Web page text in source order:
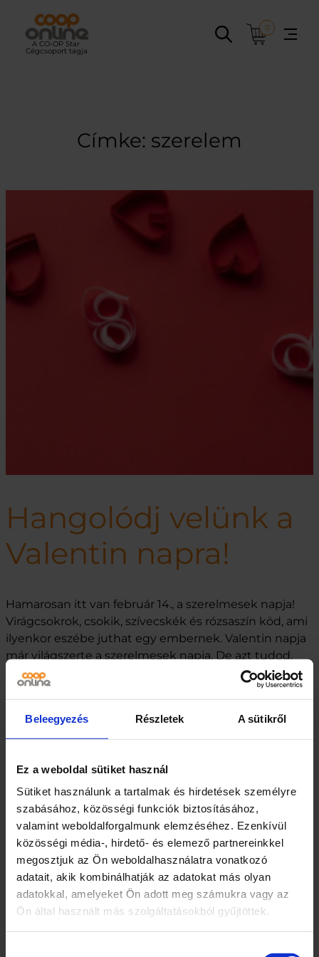
Beleegyezés Részletek A sütikről
Ez a weboldal sütiket használ
Sütiket használunk a tartalmak és hirdetések személyre
szabásához, közösségi funkciók biztosításához,
valamint weboldalforgalmunk elemzéséhez. Ezenkívül
közösségi média-, hirdető- és elemező partnereinkkel
megosztjuk az Ön weboldalhasználatra vonatkozó
adatait, akik kombinálhatják az adatokat más olyan
adatokkal, amelyeket Ön adott meg számukra vagy az
Ön által használt más szolgáltatásokból gyűjtöttek.
tartalomhoz
0
Címke: szerelem
Hangolódj velünk a
Valentin napra!
Hamarosan itt van február 14., a szerelmesek napja!
Virágcsokrok, csokik, szívecskék és rózsaszín köd, ami
ilyenkor eszébe juthat egy embernek. Valentin napja
már világszerte a szerelmesek napja. De azt tudod,
hogy honnan is ered ez az ünnep? A legenda szerint
Szent Valentin nevéhez kötődik, aki a III. században
2022.02.03.